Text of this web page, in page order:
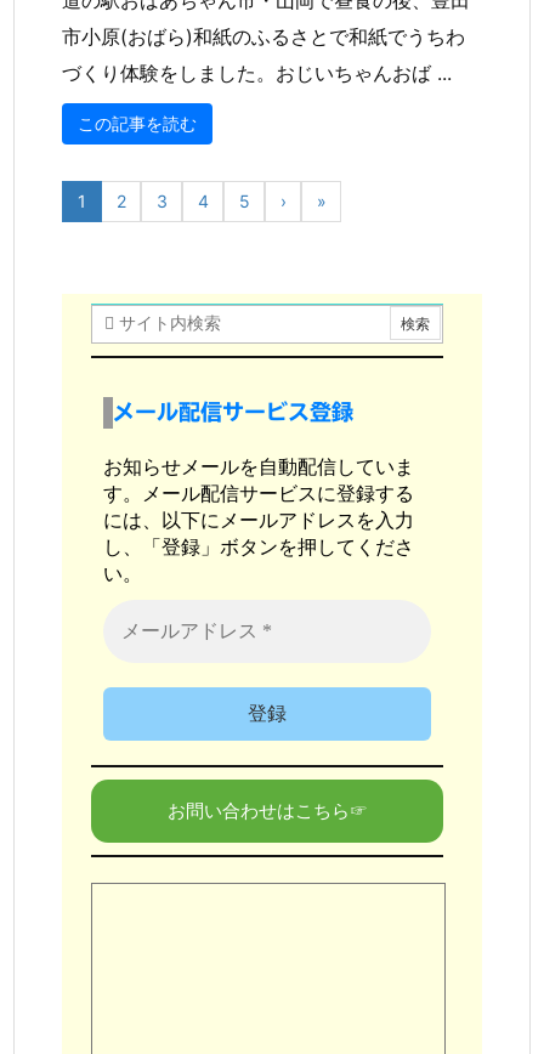
市小原(おばら)和紙のふるさとで和紙でうちわ
づくり体験をしました。おじいちゃんおば ...
この記事を読む
1 2 3 4 5 › »
メール配信サービス登録
お知らせメールを自動配信していま
す。メール配信サービスに登録する
には、以下にメールアドレスを入力
し、「登録」ボタンを押してくださ
い。
お問い合わせはこちら☞